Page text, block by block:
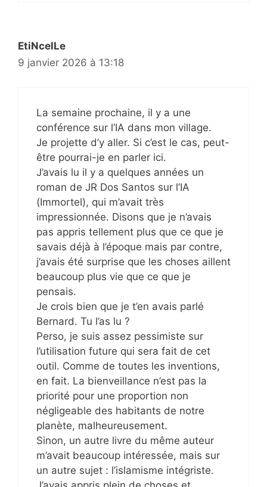
EtiNcelLe
9 janvier 2026 à 13:18
La semaine prochaine, il y a une
conférence sur l’IA dans mon village.
Je projette d’y aller. Si c’est le cas, peut-
être pourrai-je en parler ici.
J’avais lu il y a quelques années un
roman de JR Dos Santos sur l’IA
(Immortel), qui m’avait très
impressionnée. Disons que je n’avais
pas appris tellement plus que ce que je
savais déjà à l’époque mais par contre,
j’avais été surprise que les choses aillent
beaucoup plus vie que ce que je
pensais.
Je crois bien que je t’en avais parlé
Bernard. Tu l’as lu ?
Perso, je suis assez pessimiste sur
l’utilisation future qui sera fait de cet
outil. Comme de toutes les inventions,
en fait. La bienveillance n’est pas la
priorité pour une proportion non
négligeable des habitants de notre
planète, malheureusement.
Sinon, un autre livre du même auteur
m’avait beaucoup intéressée, mais sur
un autre sujet : l’islamisme intégriste.